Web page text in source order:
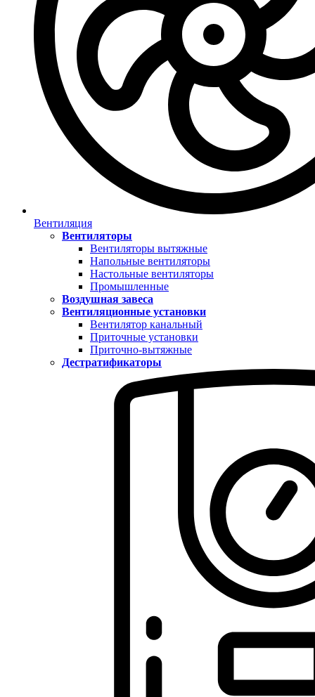
Вентиляция
Вентиляторы
Вентиляторы вытяжные
Напольные вентиляторы
Настольные вентиляторы
Промышленные
Воздушная завеса
Вентиляционные установки
Вентилятор канальный
Приточные установки
Приточно-вытяжные
Дестратификаторы